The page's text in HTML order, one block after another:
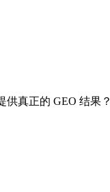
真正的 GEO 结果？